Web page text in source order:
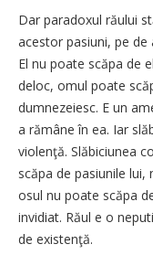
Dar paradoxul răului
acestor pasiuni, pe de
El nu poa­te scăpa de
deloc, o­mul poate
dumnezeiesc. E un
a rămâne în ea. Iar
violenţă. Slăbiciunea
scă­pa de pasiunile
osul nu poate scăpa
invi­di­at. Răul e o
de existenţă.